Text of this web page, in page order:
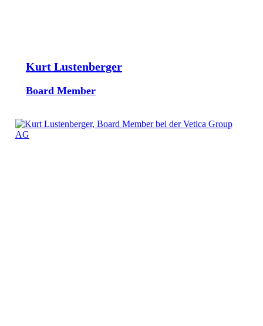
Kurt Lustenberger
Board Member